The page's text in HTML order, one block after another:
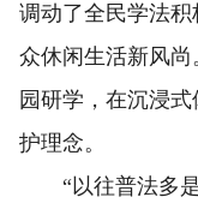
调动了全民学法
众休闲生活新风
园研学，在沉浸
护理念。
“以往普法多是